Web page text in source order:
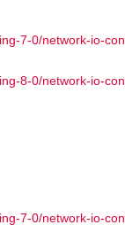
7-0/network-io-
8-0/network-io-
7-0/network-io-